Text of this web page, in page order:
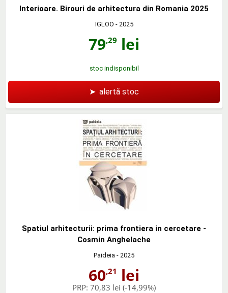
Interioare. Birouri de arhitectura din Romania 2025
IGLOO - 2025
79,29 lei
stoc indisponibil
➤ alertă stoc
Spatiul arhitecturii: prima frontiera in cercetare -
Cosmin Anghelache
Paideia - 2025
60,21 lei
PRP: 70,83 lei (-14,99%)